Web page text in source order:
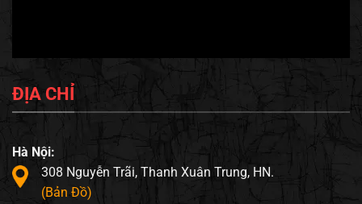
ĐỊA CHỈ
Hà Nội:
308 Nguyễn Trãi, Thanh Xuân Trung, HN.
(Bản Đồ)